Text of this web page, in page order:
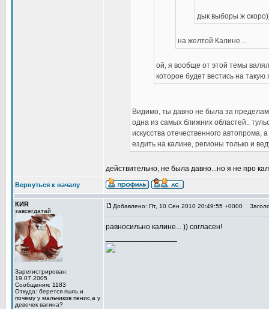
дык выборы ж
на желтой Калине...
ой, я вообще от этой темы
которое будет вестись на такую
Видимо, ты давно не была за
одна из самых ближних областей..
искусства отечественного
ездить на калине, регионы только и
действительно, не была давно...но я не про
Вернуться к началу
КИR
завсегдатай
Зарегистрирован:
19.07.2005
Сообщения: 1183
Откуда: берется пыль и
почему у мальчиков пенис,а у
девочек вагина?
Добавлено: Пт, 10 Сен 2010 20:49:55 +0000
равносильно калине... )) согласен!